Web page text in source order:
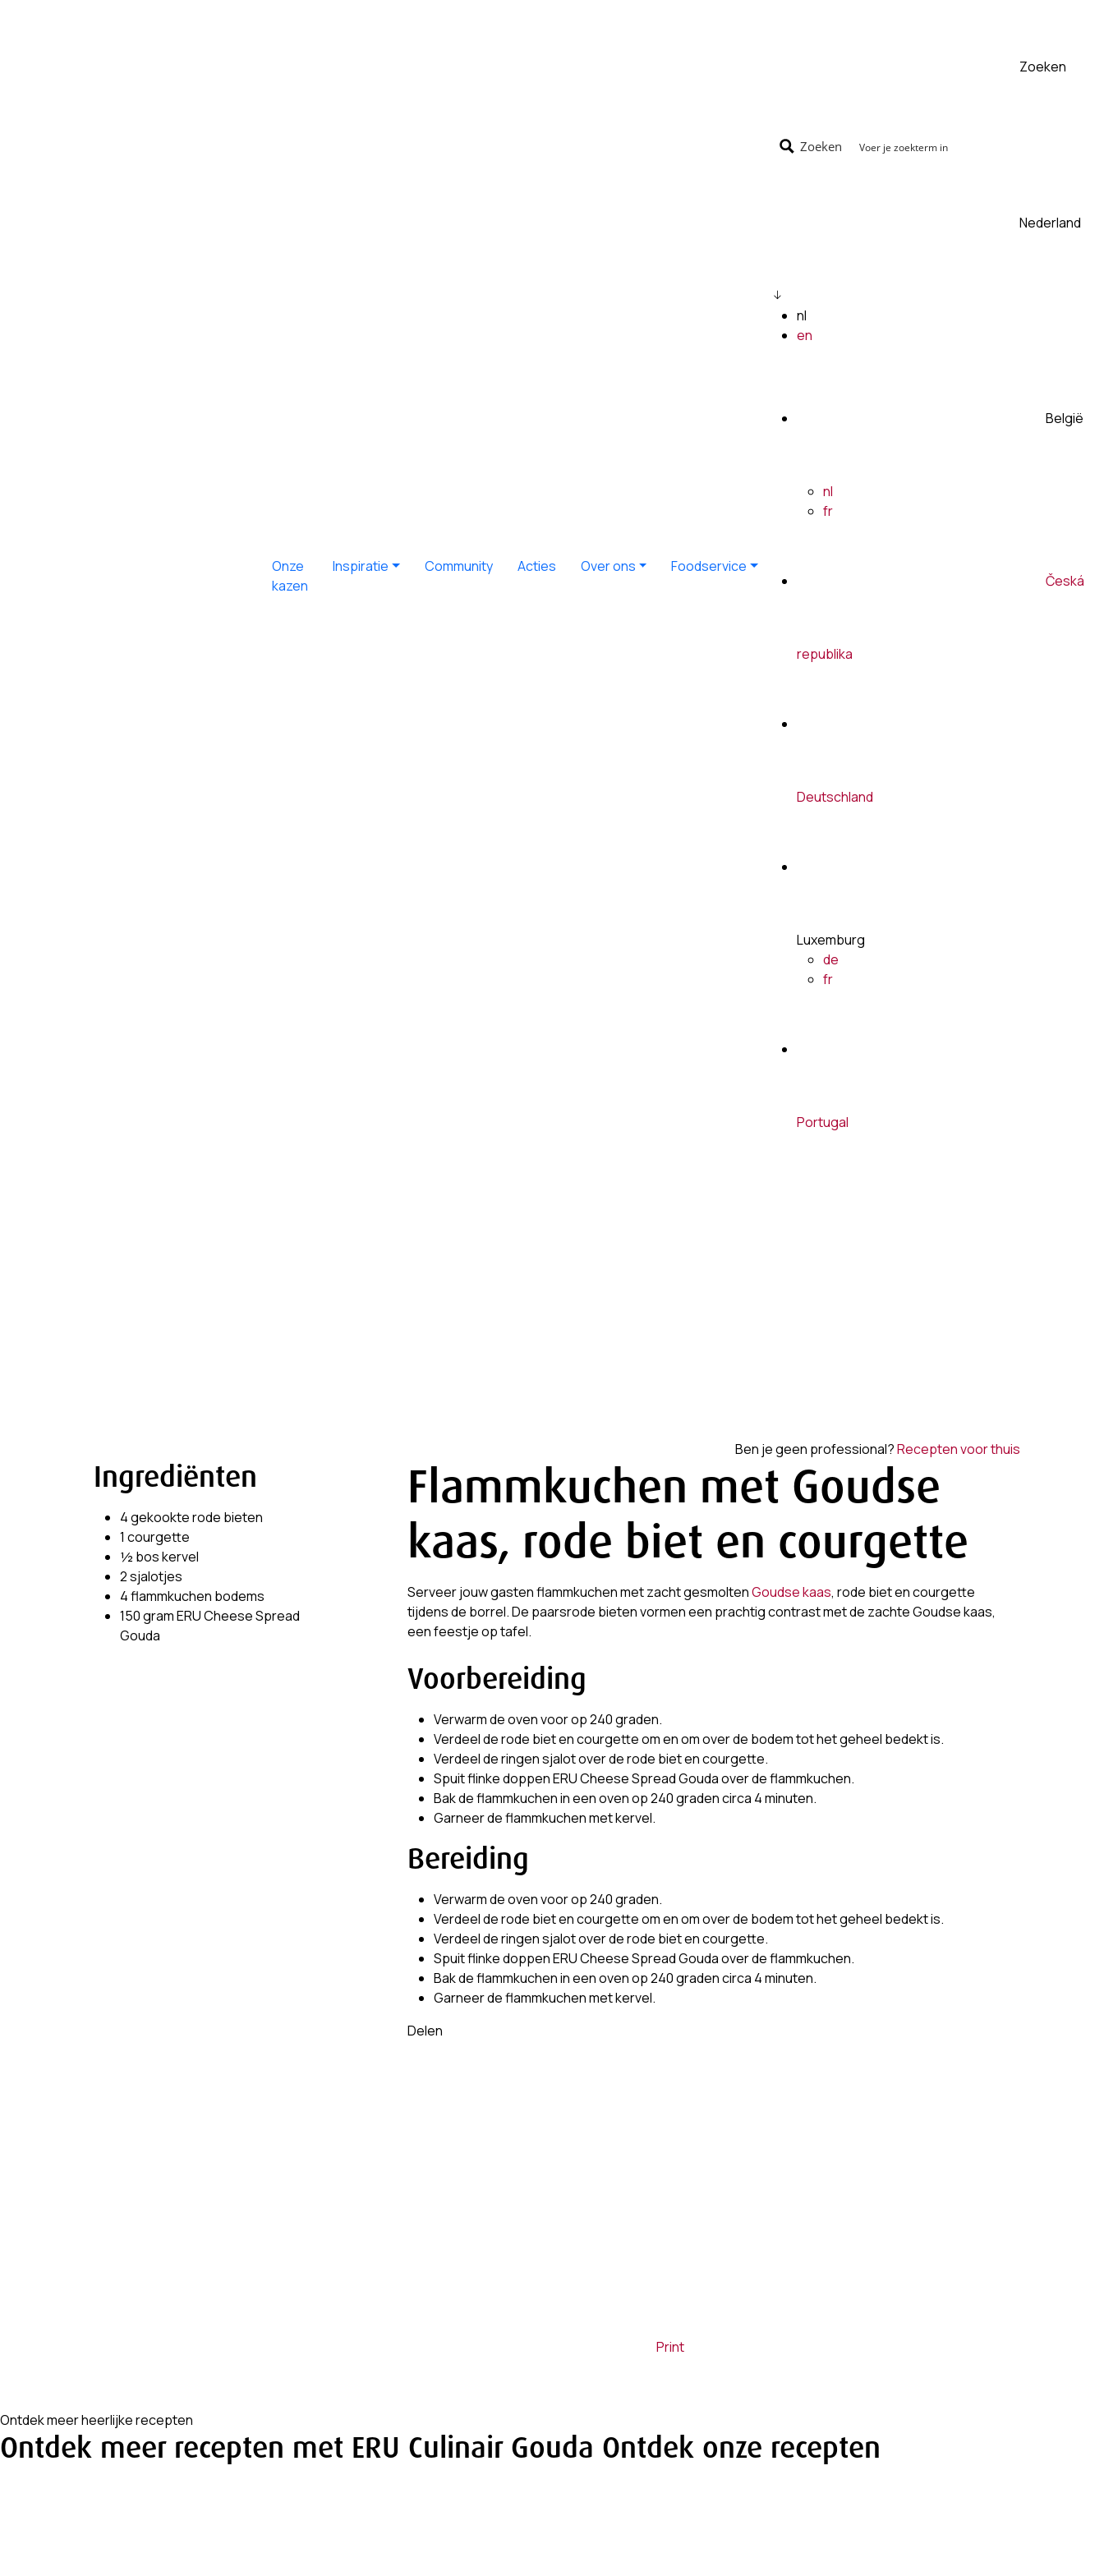
Onze
kazen
Inspiratie Community Acties Over ons Foodservice
Zoeken
Zoeken
Nederland
nl
en
België
nl
fr
Česká
republika
Deutschland
Luxemburg
de
fr
Portugal
Ben je geen professional?Recepten voor thuis
Flammkuchen met Goudse
kaas, rode biet en courgette
Serveer jouw gasten flammkuchen met zacht gesmoltenGoudse kaas, rode biet en courgette
tijdens de borrel. De paarsrode bieten vormen een prachtig contrast met de zachte Goudse kaas,
een feestje op tafel.
Voorbereiding
Verwarm de oven voor op 240 graden.
Verdeel de rode biet en courgette om en om over de bodem tot het geheel bedekt is.
Verdeel de ringen sjalot over de rode biet en courgette.
Spuit flinke doppen ERU Cheese Spread Gouda over de flammkuchen.
Bak de flammkuchen in een oven op 240 graden circa 4 minuten.
Garneer de flammkuchen met kervel.
Bereiding
Verwarm de oven voor op 240 graden.
Verdeel de rode biet en courgette om en om over de bodem tot het geheel bedekt is.
Verdeel de ringen sjalot over de rode biet en courgette.
Spuit flinke doppen ERU Cheese Spread Gouda over de flammkuchen.
Bak de flammkuchen in een oven op 240 graden circa 4 minuten.
Garneer de flammkuchen met kervel.
Delen
Print
Ingrediënten
4 gekookte rode bieten
1 courgette
½ bos kervel
2 sjalotjes
4 flammkuchen bodems
150 gram ERU Cheese Spread
Gouda
Ontdek meer heerlijke recepten
Ontdek meer recepten met ERU Culinair Gouda Ontdek onze recepten